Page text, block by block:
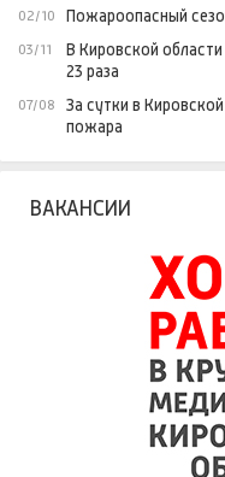
02/10 Пожароопасный
03/11
В Кировской
23 раза
07/08
За сутки в
пожара
ВАКАНСИИ